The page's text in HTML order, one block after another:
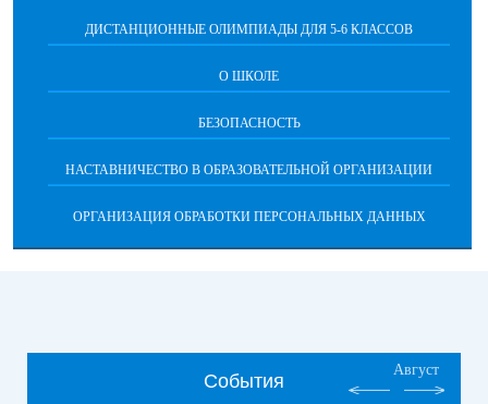
ДИСТАНЦИОННЫЕ ОЛИМПИАДЫ ДЛЯ 5-6 КЛАССОВ
О ШКОЛЕ
БЕЗОПАСНОСТЬ
НАСТАВНИЧЕСТВО В ОБРАЗОВАТЕЛЬНОЙ ОРГАНИЗАЦИИ
ОРГАНИЗАЦИЯ ОБРАБОТКИ ПЕРСОНАЛЬНЫХ ДАННЫХ
События
Август